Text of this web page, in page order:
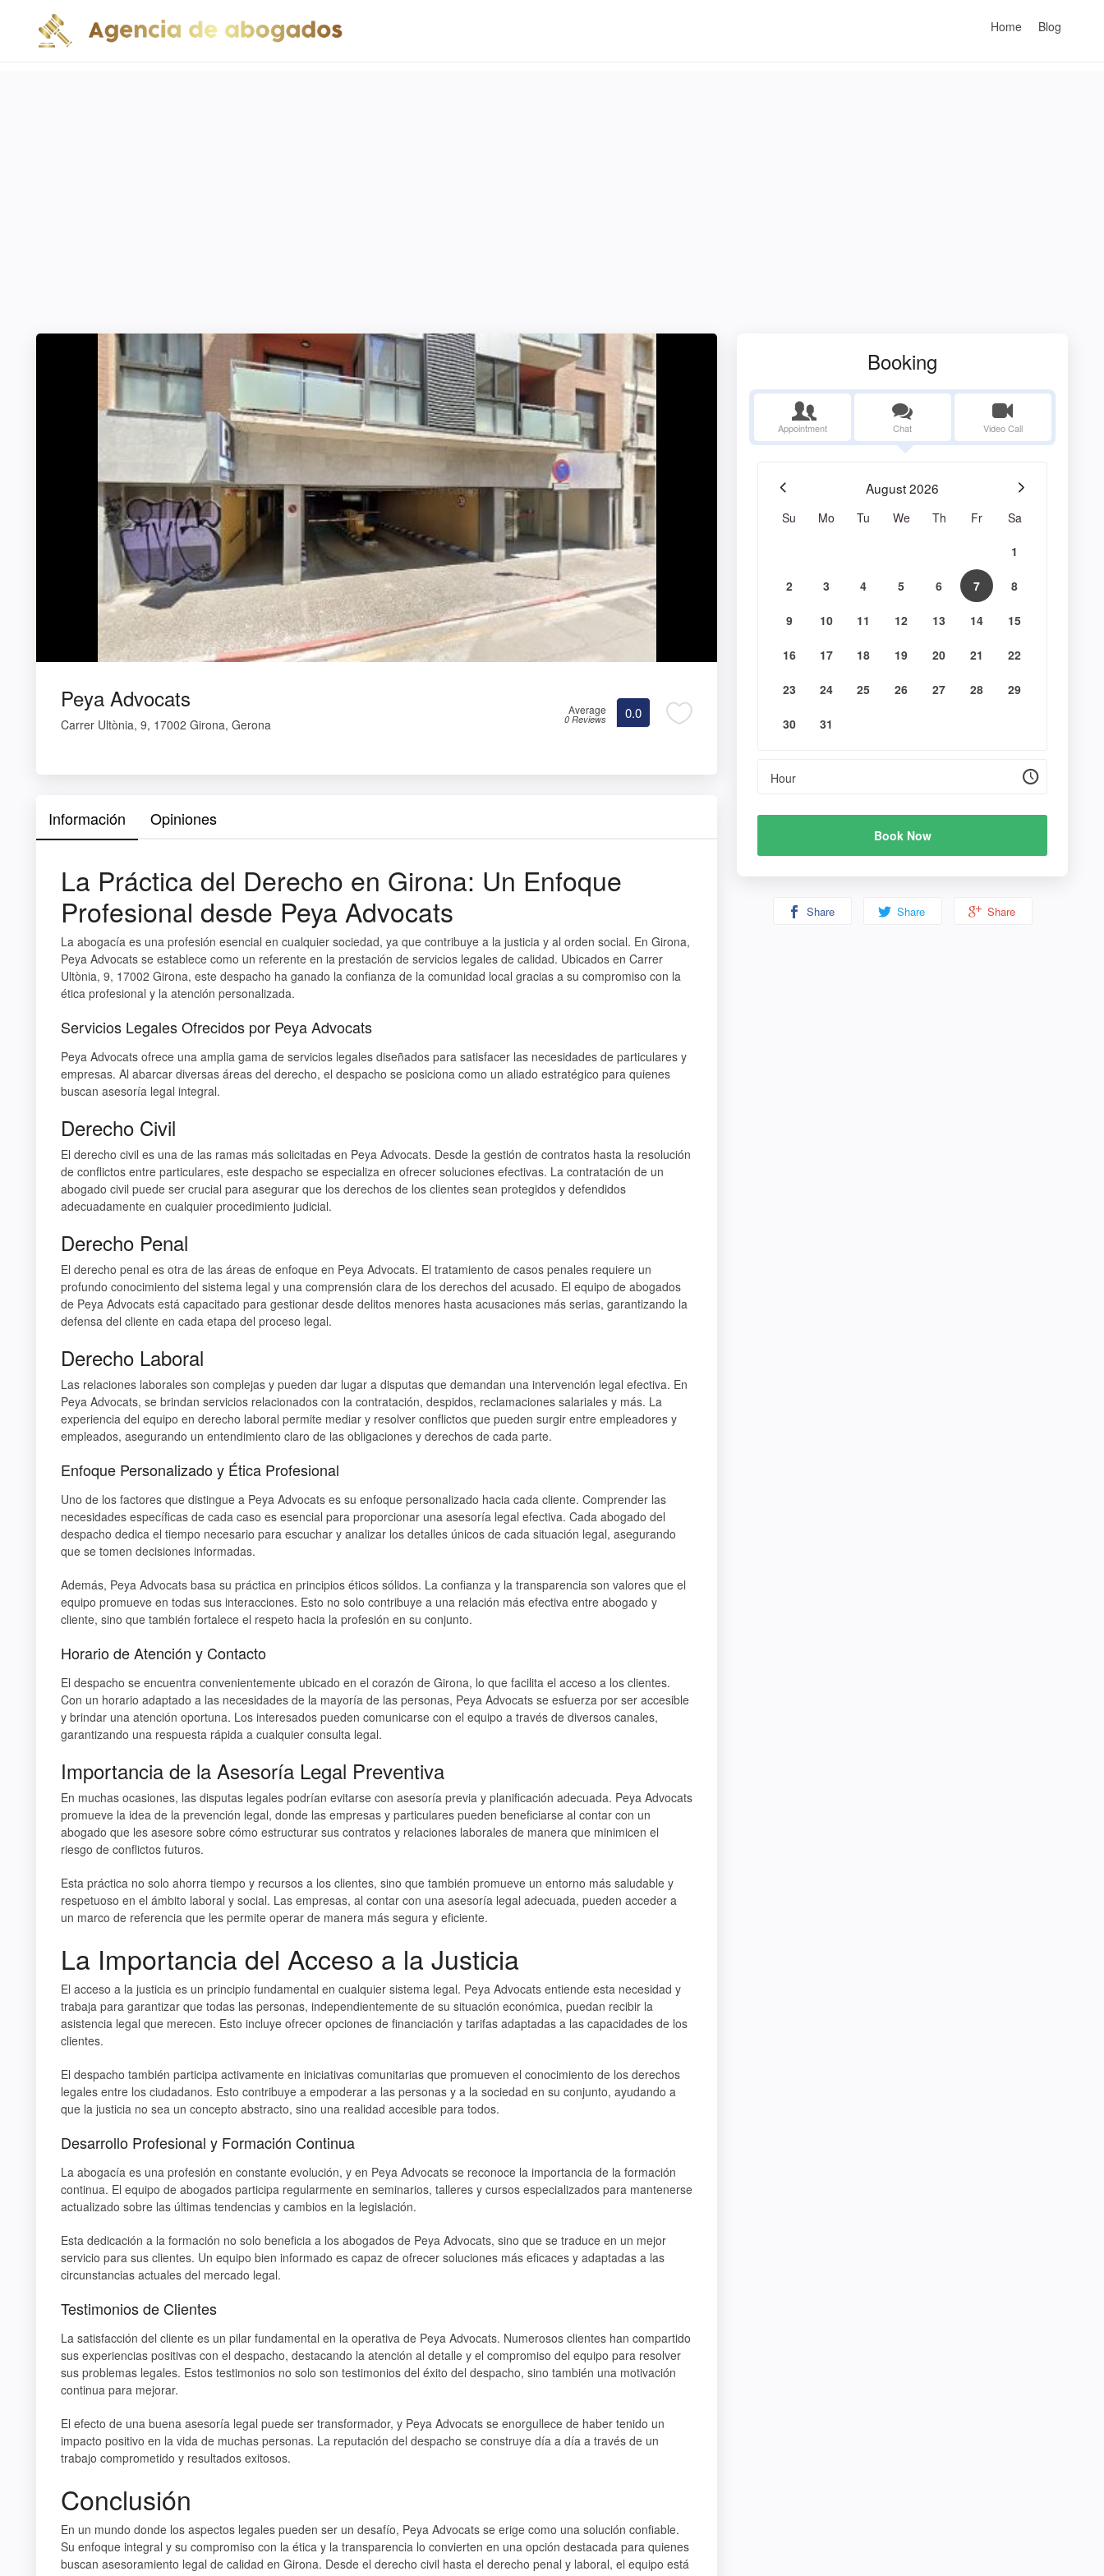
Home Blog
Peya Advocats
Carrer Ultònia, 9, 17002 Girona, Gerona
Average
0 Reviews 0.0
Información Opiniones
La Práctica del Derecho en Girona: Un Enfoque
Profesional desde Peya Advocats
La abogacía es una profesión esencial en cualquier sociedad, ya que contribuye a la justicia y al orden social. En Girona,
Peya Advocats se establece como un referente en la prestación de servicios legales de calidad. Ubicados en Carrer
Ultònia, 9, 17002 Girona, este despacho ha ganado la confianza de la comunidad local gracias a su compromiso con la
ética profesional y la atención personalizada.
Servicios Legales Ofrecidos por Peya Advocats
Peya Advocats ofrece una amplia gama de servicios legales diseñados para satisfacer las necesidades de particulares y
empresas. Al abarcar diversas áreas del derecho, el despacho se posiciona como un aliado estratégico para quienes
buscan asesoría legal integral.
Derecho Civil
El derecho civil es una de las ramas más solicitadas en Peya Advocats. Desde la gestión de contratos hasta la resolución
de conflictos entre particulares, este despacho se especializa en ofrecer soluciones efectivas. La contratación de un
abogado civil puede ser crucial para asegurar que los derechos de los clientes sean protegidos y defendidos
adecuadamente en cualquier procedimiento judicial.
Derecho Penal
El derecho penal es otra de las áreas de enfoque en Peya Advocats. El tratamiento de casos penales requiere un
profundo conocimiento del sistema legal y una comprensión clara de los derechos del acusado. El equipo de abogados
de Peya Advocats está capacitado para gestionar desde delitos menores hasta acusaciones más serias, garantizando la
defensa del cliente en cada etapa del proceso legal.
Derecho Laboral
Las relaciones laborales son complejas y pueden dar lugar a disputas que demandan una intervención legal efectiva. En
Peya Advocats, se brindan servicios relacionados con la contratación, despidos, reclamaciones salariales y más. La
experiencia del equipo en derecho laboral permite mediar y resolver conflictos que pueden surgir entre empleadores y
empleados, asegurando un entendimiento claro de las obligaciones y derechos de cada parte.
Enfoque Personalizado y Ética Profesional
Uno de los factores que distingue a Peya Advocats es su enfoque personalizado hacia cada cliente. Comprender las
necesidades específicas de cada caso es esencial para proporcionar una asesoría legal efectiva. Cada abogado del
despacho dedica el tiempo necesario para escuchar y analizar los detalles únicos de cada situación legal, asegurando
que se tomen decisiones informadas.
Además, Peya Advocats basa su práctica en principios éticos sólidos. La confianza y la transparencia son valores que el
equipo promueve en todas sus interacciones. Esto no solo contribuye a una relación más efectiva entre abogado y
cliente, sino que también fortalece el respeto hacia la profesión en su conjunto.
Horario de Atención y Contacto
El despacho se encuentra convenientemente ubicado en el corazón de Girona, lo que facilita el acceso a los clientes.
Con un horario adaptado a las necesidades de la mayoría de las personas, Peya Advocats se esfuerza por ser accesible
y brindar una atención oportuna. Los interesados pueden comunicarse con el equipo a través de diversos canales,
garantizando una respuesta rápida a cualquier consulta legal.
Importancia de la Asesoría Legal Preventiva
En muchas ocasiones, las disputas legales podrían evitarse con asesoría previa y planificación adecuada. Peya Advocats
promueve la idea de la prevención legal, donde las empresas y particulares pueden beneficiarse al contar con un
abogado que les asesore sobre cómo estructurar sus contratos y relaciones laborales de manera que minimicen el
riesgo de conflictos futuros.
Esta práctica no solo ahorra tiempo y recursos a los clientes, sino que también promueve un entorno más saludable y
respetuoso en el ámbito laboral y social. Las empresas, al contar con una asesoría legal adecuada, pueden acceder a
un marco de referencia que les permite operar de manera más segura y eficiente.
La Importancia del Acceso a la Justicia
El acceso a la justicia es un principio fundamental en cualquier sistema legal. Peya Advocats entiende esta necesidad y
trabaja para garantizar que todas las personas, independientemente de su situación económica, puedan recibir la
asistencia legal que merecen. Esto incluye ofrecer opciones de financiación y tarifas adaptadas a las capacidades de los
clientes.
El despacho también participa activamente en iniciativas comunitarias que promueven el conocimiento de los derechos
legales entre los ciudadanos. Esto contribuye a empoderar a las personas y a la sociedad en su conjunto, ayudando a
que la justicia no sea un concepto abstracto, sino una realidad accesible para todos.
Desarrollo Profesional y Formación Continua
La abogacía es una profesión en constante evolución, y en Peya Advocats se reconoce la importancia de la formación
continua. El equipo de abogados participa regularmente en seminarios, talleres y cursos especializados para mantenerse
actualizado sobre las últimas tendencias y cambios en la legislación.
Esta dedicación a la formación no solo beneficia a los abogados de Peya Advocats, sino que se traduce en un mejor
servicio para sus clientes. Un equipo bien informado es capaz de ofrecer soluciones más eficaces y adaptadas a las
circunstancias actuales del mercado legal.
Testimonios de Clientes
La satisfacción del cliente es un pilar fundamental en la operativa de Peya Advocats. Numerosos clientes han compartido
sus experiencias positivas con el despacho, destacando la atención al detalle y el compromiso del equipo para resolver
sus problemas legales. Estos testimonios no solo son testimonios del éxito del despacho, sino también una motivación
continua para mejorar.
El efecto de una buena asesoría legal puede ser transformador, y Peya Advocats se enorgullece de haber tenido un
impacto positivo en la vida de muchas personas. La reputación del despacho se construye día a día a través de un
trabajo comprometido y resultados exitosos.
Conclusión
En un mundo donde los aspectos legales pueden ser un desafío, Peya Advocats se erige como una solución confiable.
Su enfoque integral y su compromiso con la ética y la transparencia lo convierten en una opción destacada para quienes
buscan asesoramiento legal de calidad en Girona. Desde el derecho civil hasta el derecho penal y laboral, el equipo está
Booking
Appointment Chat Video Call
August2026
Su Mo Tu We Th Fr Sa
1
2 3 4 5 6 7 8
9 10 11 12 13 14 15
16 17 18 19 20 21 22
23 24 25 26 27 28 29
30 31
Hour
Book Now
Share Share Share